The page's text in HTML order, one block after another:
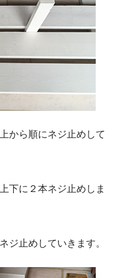
から順にネジ止めして
下に２本ネジ止めしま
ジ止めしていきます。